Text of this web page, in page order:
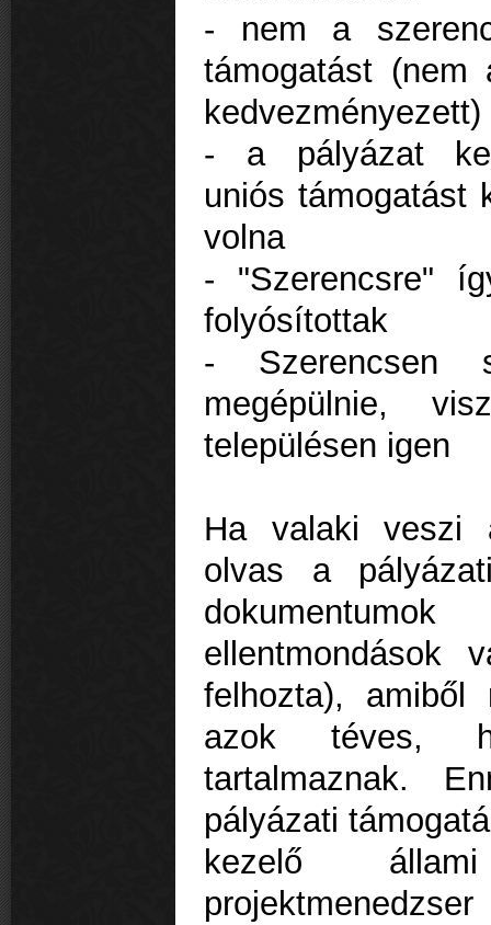
- nem a
támogatást
kedvezményezett)
- a pályázat
uniós támogatást
volna
- "Szerencsre"
folyósítottak
- Szerencsen
megépülnie,
településen igen
Ha valaki veszi
olvas a
ellentmondások
felhozta), amiből
azok téves,
tartalmaznak.
pályázati
kezelő